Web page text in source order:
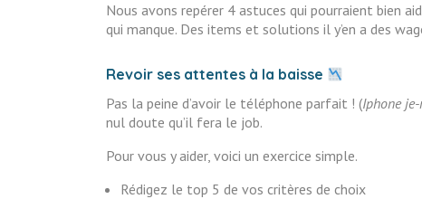
Nous avons repérer 4 astuces qui pourraient bien
qui manque. Des items et solutions il y’en a des
Revoir ses attentes à la baisse
Pas la peine d’avoir le téléphone parfait ! (Iphone
nul doute qu’il fera le job.
Pour vous y aider, voici un exercice simple.
Rédigez le top 5 de vos critères de choix